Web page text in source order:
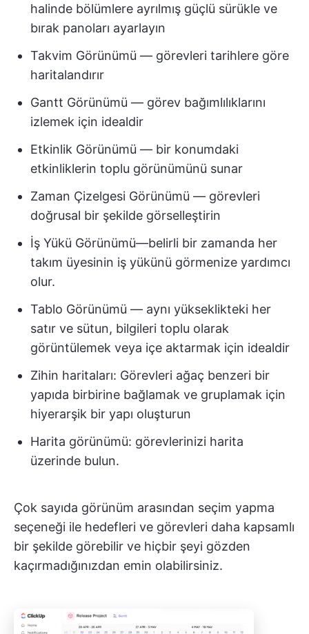
halinde bölümlere ayrılmış güçlü sürükle ve
bırak panoları ayarlayın
Takvim Görünümü — görevleri tarihlere göre
haritalandırır
Gantt Görünümü — görev bağımlılıklarını
izlemek için idealdir
Etkinlik Görünümü — bir konumdaki
etkinliklerin toplu görünümünü sunar
Zaman Çizelgesi Görünümü — görevleri
doğrusal bir şekilde görselleştirin
İş Yükü Görünümü—belirli bir zamanda her
takım üyesinin iş yükünü görmenize yardımcı
olur.
Tablo Görünümü — aynı yükseklikteki her
satır ve sütun, bilgileri toplu olarak
görüntülemek veya içe aktarmak için idealdir
Zihin haritaları: Görevleri ağaç benzeri bir
yapıda birbirine bağlamak ve gruplamak için
hiyerarşik bir yapı oluşturun
Harita görünümü: görevlerinizi harita
üzerinde bulun.
Çok sayıda görünüm arasından seçim yapma
seçeneği ile hedefleri ve görevleri daha kapsamlı
bir şekilde görebilir ve hiçbir şeyi gözden
kaçırmadığınızdan emin olabilirsiniz.